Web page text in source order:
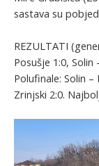
sastava su
REZULTATI
Posušje 1:0, Solin
Polufinale: Solin –
Zrinjski 2:0.